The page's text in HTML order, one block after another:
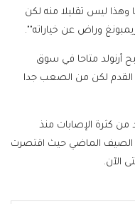
وهذا ليس تقليلا منه لكن
وراض عن خياراته"".
أرنولد متاحا في سوق
القدم لكن من الصعب جدا
من كثرة الإصابات منذ
الصيف الماضي حيث اقتصرت